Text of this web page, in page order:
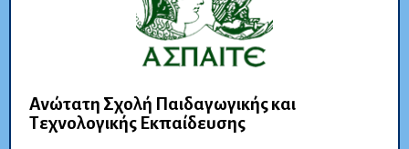
Ανώτατη Σχολή Παιδαγωγικής και
Τεχνολογικής Εκπαίδευσης